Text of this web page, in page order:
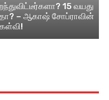
15 வயது
– ஆகாஷ் சோப்ராவின்